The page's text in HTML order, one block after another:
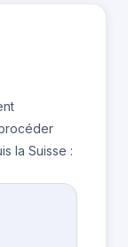
la Suisse :